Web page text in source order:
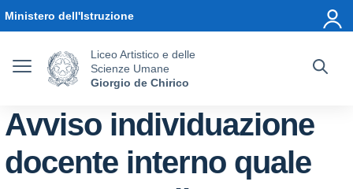
Ministero dell'Istruzione
Liceo Artistico e delle
Scienze Umane
Giorgio de Chirico
Avviso individuazione
docente interno quale